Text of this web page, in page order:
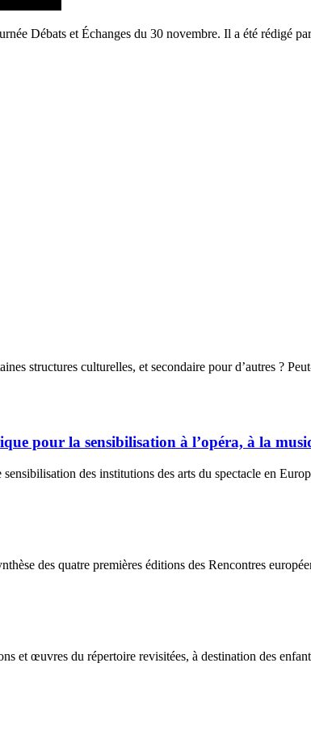
Débats et Échanges du 30 novembre. Il a été rédigé
structures culturelles, et secondaire pour d’autres ?
pour la sensibilisation à l’opéra, à la
des institutions des arts du spectacle en
des quatre premières éditions des Rencontres
œuvres du répertoire revisitées, à destination des